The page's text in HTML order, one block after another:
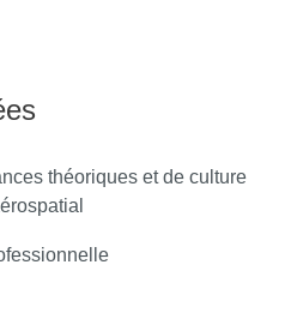
d’aptitude médicale à la
théoriques et de culture